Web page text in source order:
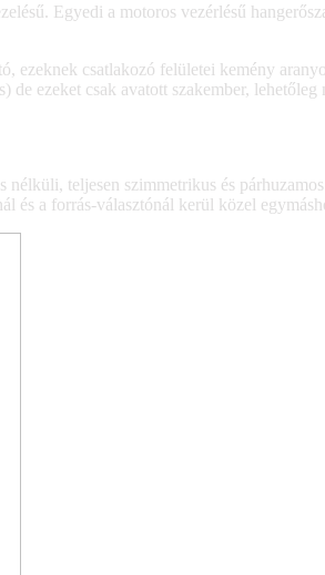
Egyedi a motoros vezérlésű
ezeknek csatlakozó felületei kemény
ezeket csak avatott szakember,
teljesen szimmetrikus és
és a forrás-választónál kerül közel